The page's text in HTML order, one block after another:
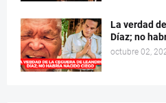
La verdad
Díaz; no
octubre 02,